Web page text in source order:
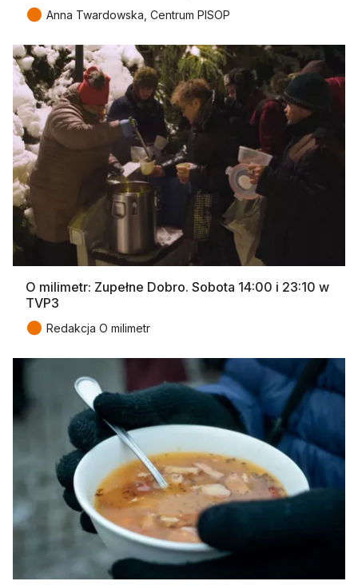
● Anna Twardowska, Centrum PISOP
O milimetr: Zupełne Dobro. Sobota 14:00 i 23:10 w
TVP3
● Redakcja O milimetr